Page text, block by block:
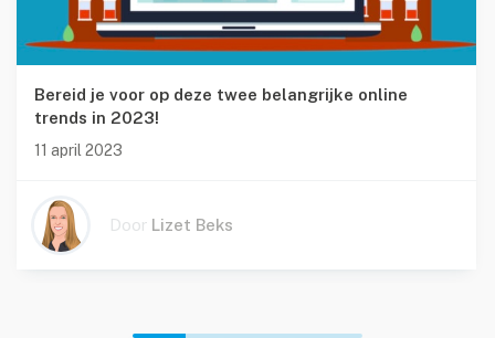
Bereid je voor op deze twee belangrijke online
trends in 2023!
11 april 2023
Door Lizet Beks